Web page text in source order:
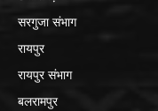
सरगुजा संभाग
रायपुर
रायपुर संभाग
बलरामपुर